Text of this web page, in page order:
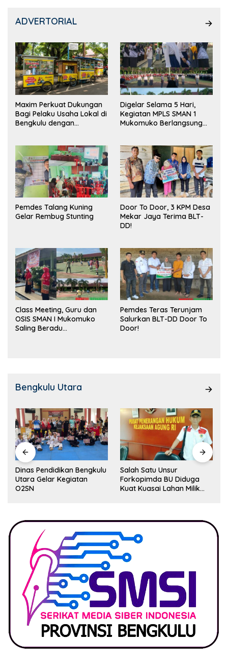
ADVERTORIAL
Maxim Perkuat Dukungan
Bagi Pelaku Usaha Lokal di
Bengkulu dengan
Pasar
Digelar Selama 5 Hari,
Kegiatan MPLS SMAN 1
Mukomuko Berlangsung
Pemdes Talang Kuning
Gelar Rembug Stunting
Door To Door, 3 KPM Desa
Mekar Jaya Terima BLT-
DD!
Class Meeting, Guru dan
OSIS SMAN I Mukomuko
Saling Beradu
Pemdes Teras Terunjam
Salurkan BLT-DD Door To
Door!
Bengkulu Utara
Dinas Pendidikan Bengkulu
Utara Gelar Kegiatan
O2SN
Salah Satu Unsur
Forkopimda BU Diduga
Kuat Kuasai Lahan Milik